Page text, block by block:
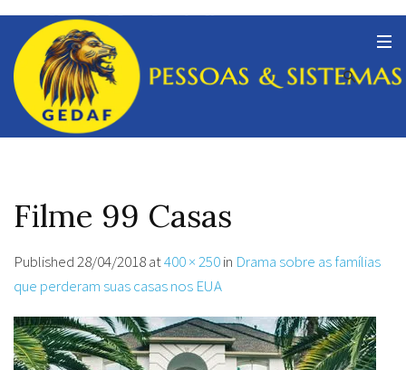
Filme 99 Casas
Published28/04/2018at400 × 250in Drama sobre as famílias
que perderam suas casas nos EUA